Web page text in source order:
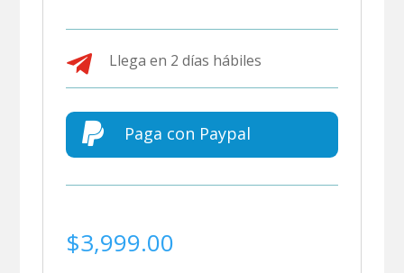
 Llega en 2 días hábiles
 Paga con Paypal
$3,999.00